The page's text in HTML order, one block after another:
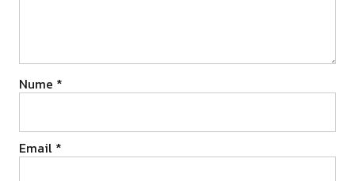
Nume *
Email *